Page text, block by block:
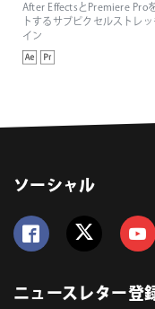
After EffectsとPremiere Pro
トするサブピクセルストレ
イン
ソーシャル
ニュースレター登